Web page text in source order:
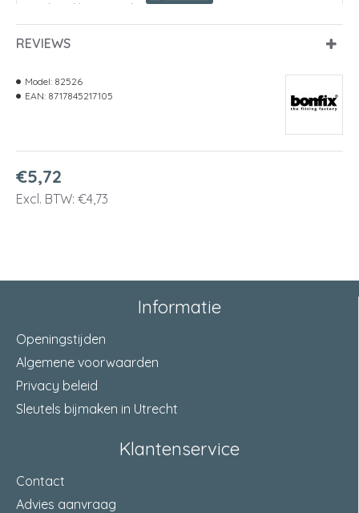
Kwaliteitsklasse aansluiting 2
Oppervlaktebescherming aansluiting
Oppervlaktebehandeling aansluiting
(onbehandeld)
Uitvoering
REVIEWS
€5,72
Excl. BTW: €4,73
Model: 82526
EAN: 8717845217105
Informatie
Openingstijden
Algemene voorwaarden
Privacy beleid
Sleutels bijmaken in Utrecht
Klantenservice
Contact
Advies aanvraag